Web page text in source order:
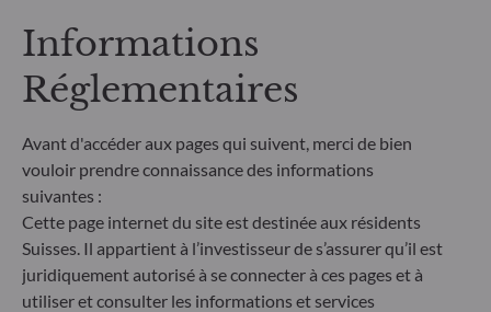
du profil de risque futur du Fonds. L'atteinte des
objectifs de gestion en termes de risque ne peut
être garantie.
Informations
Réglementaires
Avant d'accéder aux pages qui suivent, merci de bien
vouloir prendre connaissance des informations
suivantes :
Cette page internet du site est destinée aux résidents
Suisses. Il appartient à l’investisseur de s’assurer qu’il est
juridiquement autorisé à se connecter à ces pages et à
utiliser et consulter les informations et services